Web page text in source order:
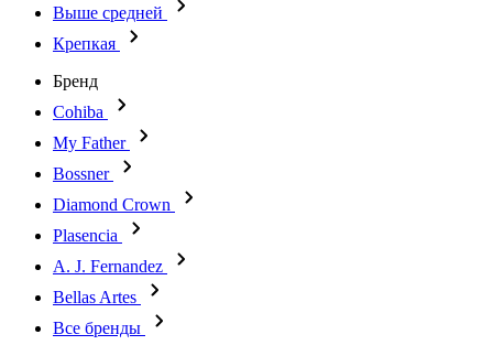
Выше средней
Крепкая
Бренд
Cohiba
My Father
Bossner
Diamond Crown
Plasencia
A. J. Fernandez
Bellas Artes
Все бренды